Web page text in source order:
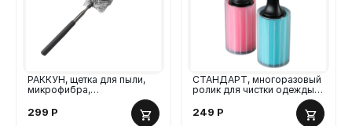
РАККУН, щетка для пыли,
микрофибра,
телескопическая ручка, 33-
81 см
299 Р
СТАНДАРТ, многоразовый
ролик для чистки одежды,
249 Р